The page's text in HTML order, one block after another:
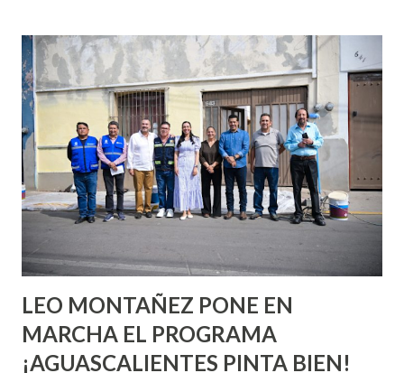
conoces ni la mitad de lo que deberías saber. Pero incluso
quienes ya han tenido relaciones sexuales no son expertos
o expertas en el tema. Siempre hay algo nuevo que
aprender y nuevas experiencias que conocer. Si eres una
chica y aún no has tenido relaciones sexuales, tal vez
pienses que el sexo será increíble y no puedas esperar para
experimentarlo, pero como cualquier persona con
experiencia te dirá, siempre es mejor cuando ambas partes
son suficientemen...
LEO MONTAÑEZ PONE EN
MARCHA EL PROGRAMA
¡AGUASCALIENTES PINTA BIEN!